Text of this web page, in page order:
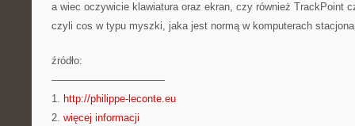
a wiec oczywicie klawiatura oraz ekran, czy również TrackPoint
czyli cos w typu myszki, jaka jest normą w komputerach
źródło:
———————————
1. http://philippe-leconte.eu
2. więcej informacji